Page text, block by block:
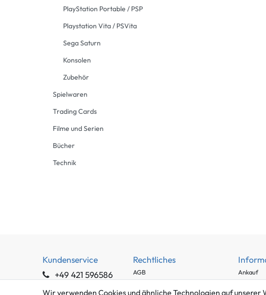
PlayStation Portable / PSP
Playstation Vita / PSVita
Sega Saturn
Konsolen
Zubehör
Spielwaren
Trading Cards
Filme und Serien
Bücher
Technik
Kundenservice
+49 421 596586
Rechtliches
AGB
Ankauf
Wir verwenden Cookies und ähnliche Technologien auf